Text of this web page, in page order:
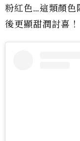
粉紅色…這類顏色
後更顯甜潤討喜！